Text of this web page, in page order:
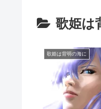
歌姫は
歌姫は背明の海に